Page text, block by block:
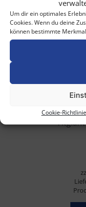
Um dir ein optimales
Cookies. Wenn du deine
können bestimmte
Cookie-Richtlinie